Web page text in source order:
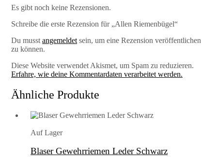
Es gibt noch keine Rezensionen.
Schreibe die erste Rezension für „Allen Riemenbügel“
Du musst angemeldet sein, um eine Rezension veröffentlichen
zu können.
Diese Website verwendet Akismet, um Spam zu reduzieren.
Erfahre, wie deine Kommentardaten verarbeitet werden.
Ähnliche Produkte
Auf Lager
Blaser Gewehrriemen Leder Schwarz